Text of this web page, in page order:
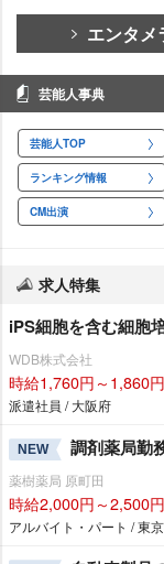
エンタメ
芸能人事典
芸能人TOP
ランキング情報
CM出演
求人特集
iPS細胞を含む細胞
WDB株式会社
時給1,760円～1,860円
派遣社員 / 大阪府
NEW 調剤薬局勤
薬樹薬局 原町田
時給2,000円～2,500円
アルバイト・パート / 東